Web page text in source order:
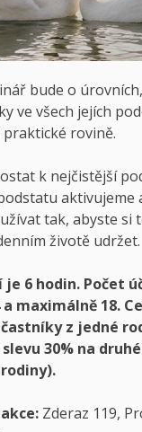
bude o
ve všech jejích
rovině.
k nejčistější
aktivujeme
tak, abyste si
životě udržet.
je 6 hodin. Počet
maximálně 18.
z jedné
30% na
Zderaz 119,